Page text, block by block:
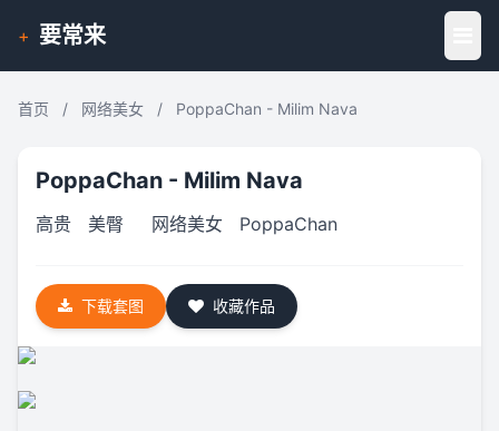
+ 要常来
首页 / 网络美女 / PoppaChan - Milim Nava
PoppaChan - Milim Nava
高贵 美臀 网络美女 PoppaChan
下载套图 收藏作品